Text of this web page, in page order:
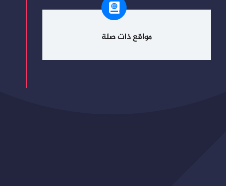
مواقع ذات صلة